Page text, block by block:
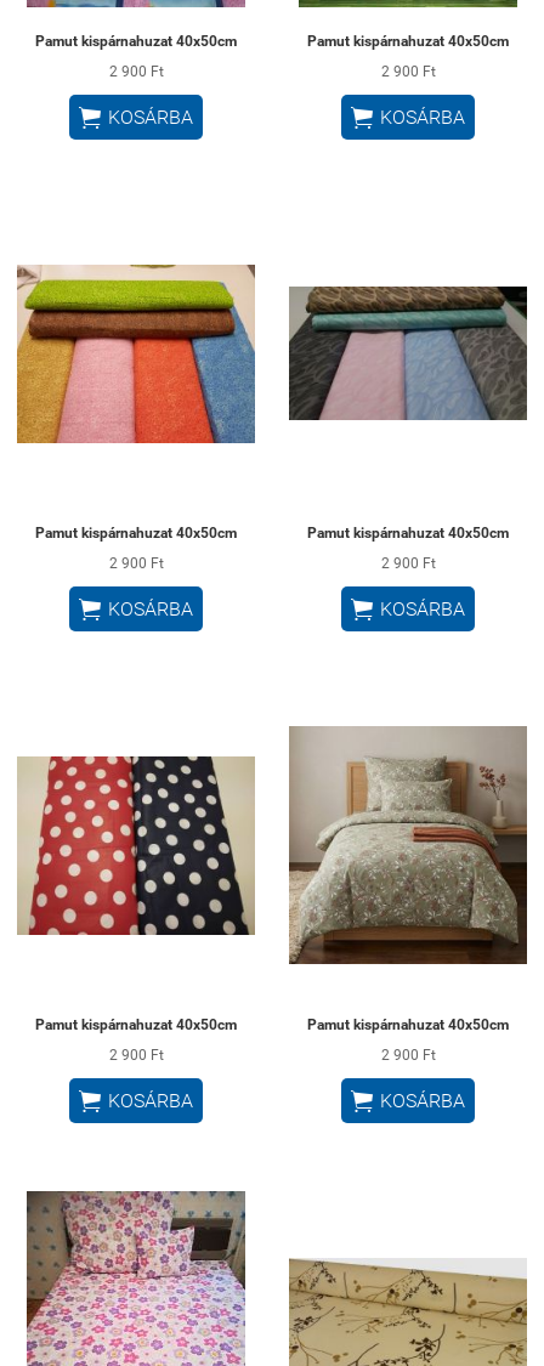
Pamut kispárnahuzat 40x50cm
2 900 Ft
 KOSÁRBA
Pamut kispárnahuzat 40x50cm
2 900 Ft
 KOSÁRBA
Pamut kispárnahuzat 40x50cm
2 900 Ft
 KOSÁRBA
Pamut kispárnahuzat 40x50cm
2 900 Ft
 KOSÁRBA
Pamut kispárnahuzat 40x50cm
2 900 Ft
 KOSÁRBA
Pamut kispárnahuzat 40x50cm
2 900 Ft
 KOSÁRBA